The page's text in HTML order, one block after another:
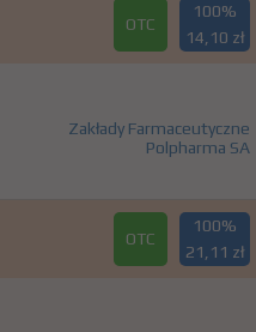
OTC
100%
14,10 zł
Zakłady Farmaceutyczne
Polpharma SA
OTC
100%
21,11 zł